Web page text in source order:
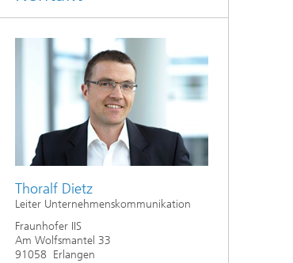
Thoralf Dietz
Leiter Unternehmenskommunikation
Fraunhofer IIS
Am Wolfsmantel 33
91058 Erlangen